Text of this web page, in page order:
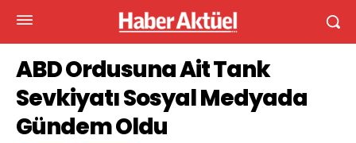
ABD Ordusuna Ait Tank
Sevkiyatı Sosyal Medyada
Gündem Oldu